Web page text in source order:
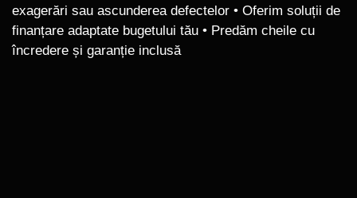
exagerări sau ascunderea defectelor • Oferim soluții de
finanțare adaptate bugetului tău • Predăm cheile cu
încredere și garanție inclusă